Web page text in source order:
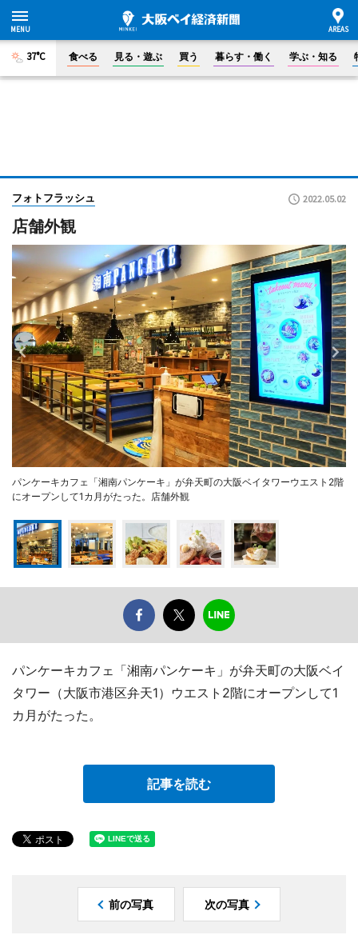
37°C 食べる 見る・遊ぶ 買う 暮らす・働く 学ぶ・知る
フォトフラッシュ 2022.05.02
店舗外観
パンケーキカフェ「湘南パンケーキ」が弁天町の大阪ベイタワーウエスト2階
にオープンして1カ月がたった。店舗外観
パンケーキカフェ「湘南パンケーキ」が弁天町の大阪ベイ
タワー（大阪市港区弁天1）ウエスト2階にオープンして1
カ月がたった。
記事を読む
前の写真 次の写真